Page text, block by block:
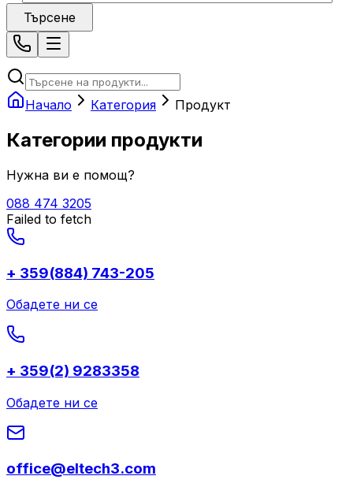
Търсене
Начало Категория Продукт
Категории продукти
Нужна ви е помощ?
088 474 3205
Failed to fetch
+ 359(884) 743-205
Обадете ни се
+ 359(2) 9283358
Обадете ни се
office@eltech3.com